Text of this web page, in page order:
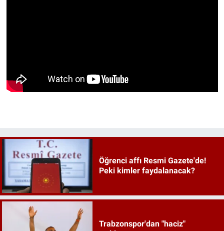
Öğrenci affı Resmi Gazete'de!
Peki kimler faydalanacak?
Trabzonspor'dan "haciz"